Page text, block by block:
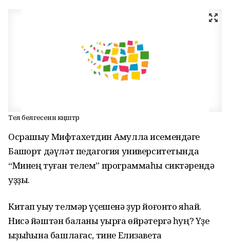
Тел белгесенән кәңәштәр
Осрашыу Мифтахетдин Аҡмулла исемендәге
Башҡорт дәүләт педагогия университетында
“Минең туған телем” программаһы сиктәрендә
уҙҙы.
Китап уҡыу телмәр үҫешенә ҙур йоғонто яһай.
Нисә йәштән баланы уҡырға өйрәтергә һуң? Үҙе
ҡыҙыҡһына башлағас, тине Елизавета